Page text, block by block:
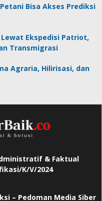
Bisa Akses Prediksi
Ekspedisi Patriot,
Transmigrasi
Agraria, Hilirisasi, dan
& Faktual
K/V/2024
– Pedoman Media Siber